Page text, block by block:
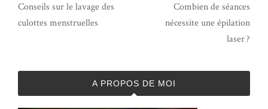
Conseils sur le lavage des
culottes menstruelles
Combien de séances
nécessite une épilation
laser ?
A PROPOS DE MOI